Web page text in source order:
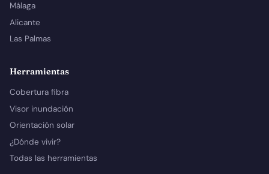
Málaga
Alicante
Las Palmas
Herramientas
Cobertura fibra
Visor inundación
Orientación solar
¿Dónde vivir?
Todas las herramientas